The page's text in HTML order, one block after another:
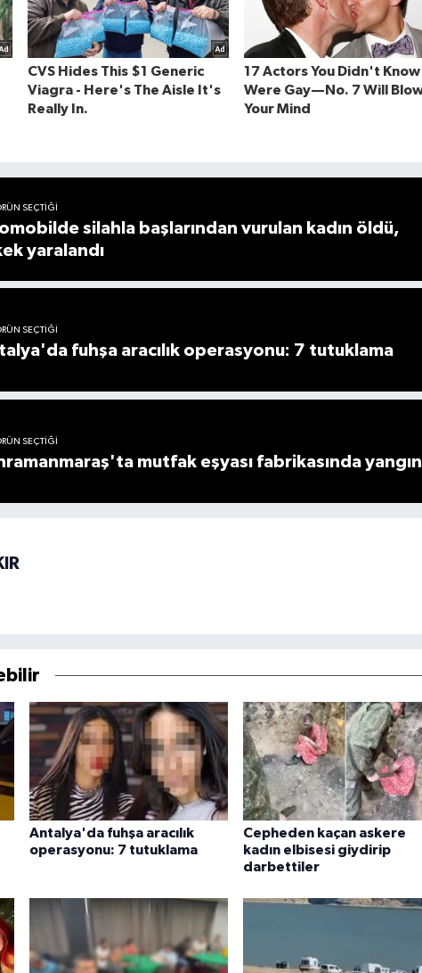
SEÇTIĞI
silahla başlarından vurulan kadın öldü,
yaralandı
SEÇTIĞI
fuhşa aracılık operasyonu: 7 tutuklama
SEÇTIĞI
mutfak eşyası fabrikasında yangın
Antalya'da fuhşa aracılık
operasyonu: 7 tutuklama
Cepheden kaçan askere
kadın elbisesi giydirip
darbettiler